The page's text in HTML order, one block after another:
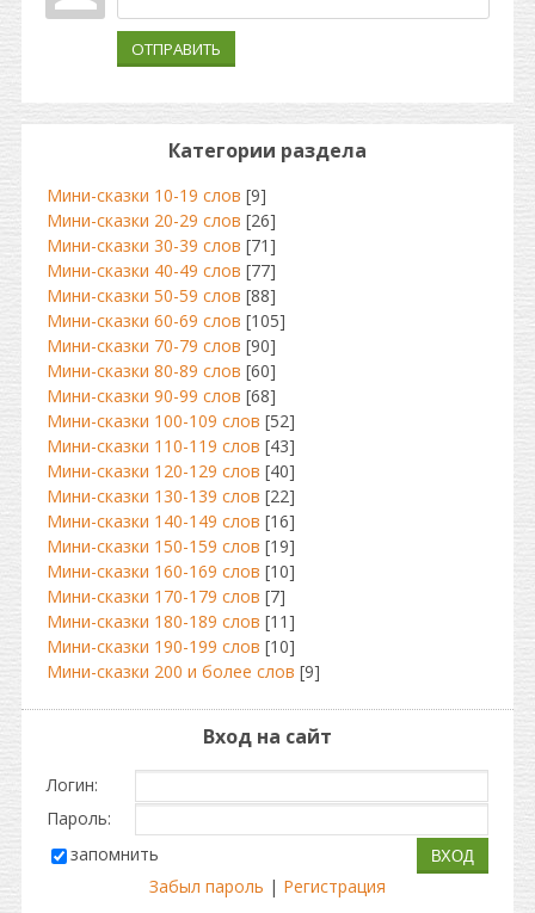
ОТПРАВИТЬ
Категории раздела
Мини-сказки 10-19 слов [9]
Мини-сказки 20-29 слов [26]
Мини-сказки 30-39 слов [71]
Мини-сказки 40-49 слов [77]
Мини-сказки 50-59 слов [88]
Мини-сказки 60-69 слов [105]
Мини-сказки 70-79 слов [90]
Мини-сказки 80-89 слов [60]
Мини-сказки 90-99 слов [68]
Мини-сказки 100-109 слов [52]
Мини-сказки 110-119 слов [43]
Мини-сказки 120-129 слов [40]
Мини-сказки 130-139 слов [22]
Мини-сказки 140-149 слов [16]
Мини-сказки 150-159 слов [19]
Мини-сказки 160-169 слов [10]
Мини-сказки 170-179 слов [7]
Мини-сказки 180-189 слов [11]
Мини-сказки 190-199 слов [10]
Мини-сказки 200 и более слов [9]
Вход на сайт
Логин:
Пароль:
запомнить
Забыл пароль | Регистрация